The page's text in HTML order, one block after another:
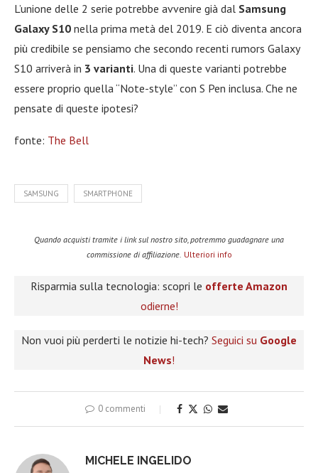
L’unione delle 2 serie potrebbe avvenire già dal Samsung
Galaxy S10 nella prima metà del 2019. E ciò diventa ancora
più credibile se pensiamo che secondo recenti rumors Galaxy
S10 arriverà in 3 varianti. Una di queste varianti potrebbe
essere proprio quella “Note-style” con S Pen inclusa. Che ne
pensate di queste ipotesi?
fonte: The Bell
SAMSUNG SMARTPHONE
Quando acquisti tramite i link sul nostro sito, potremmo guadagnare una
commissione di affiliazione. Ulteriori info
Risparmia sulla tecnologia: scopri le offerte Amazon
odierne!
Non vuoi più perderti le notizie hi-tech? Seguici su Google
News!
0 commenti
MICHELE INGELIDO